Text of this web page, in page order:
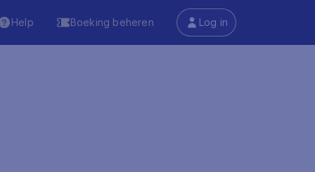
Help Boeking beheren Log in